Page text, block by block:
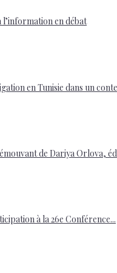
l’information en débat
en Tunisie dans un
de Dariya Orlova,
à la 26e Conférence...